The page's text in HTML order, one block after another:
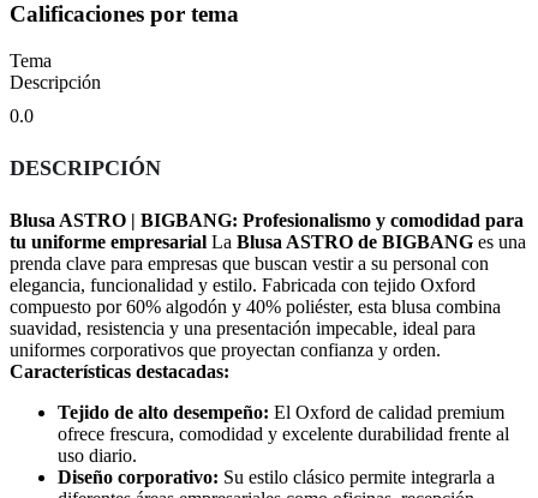
Calificaciones por tema
Tema
Descripción
0.0
DESCRIPCIÓN
Blusa ASTRO | BIGBANG: Profesionalismo y comodidad para
tu uniforme empresarial La Blusa ASTRO de BIGBANG es una
prenda clave para empresas que buscan vestir a su personal con
elegancia, funcionalidad y estilo. Fabricada con tejido Oxford
compuesto por 60% algodón y 40% poliéster, esta blusa combina
suavidad, resistencia y una presentación impecable, ideal para
uniformes corporativos que proyectan confianza y orden.
Características destacadas:
Tejido de alto desempeño: El Oxford de calidad premium
ofrece frescura, comodidad y excelente durabilidad frente al
uso diario.
Diseño corporativo: Su estilo clásico permite integrarla a